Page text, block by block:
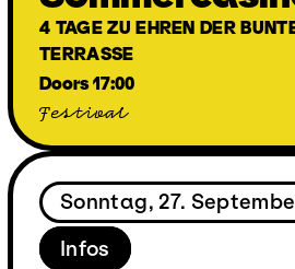
4 TAGE ZU EHREN DER
TERRASSE
Doors 17:00
Festival
Sonntag, 27.
Infos